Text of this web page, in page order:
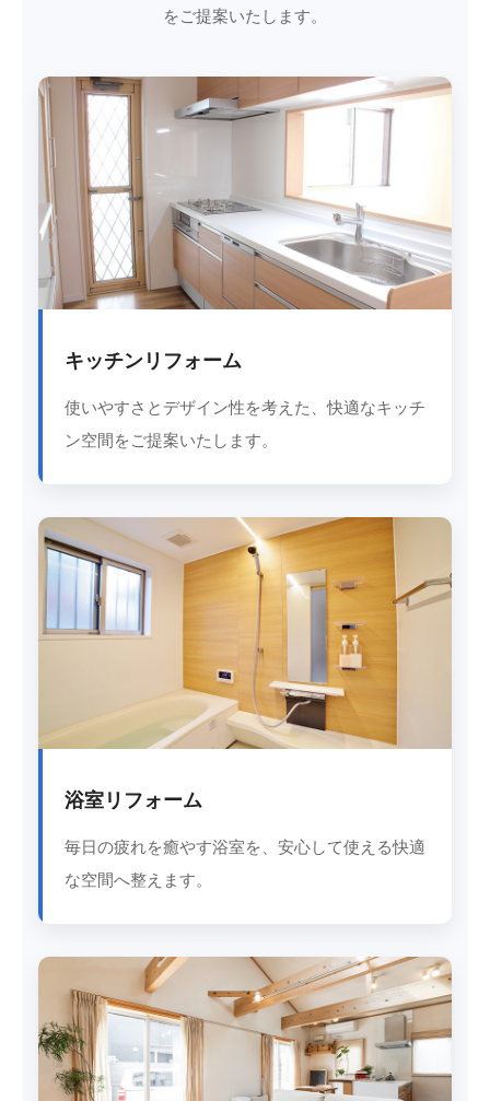
をご提案いたします。
キッチンリフォーム
使いやすさとデザイン性を考えた、快適なキッチ
ン空間をご提案いたします。
浴室リフォーム
毎日の疲れを癒やす浴室を、安心して使える快適
な空間へ整えます。